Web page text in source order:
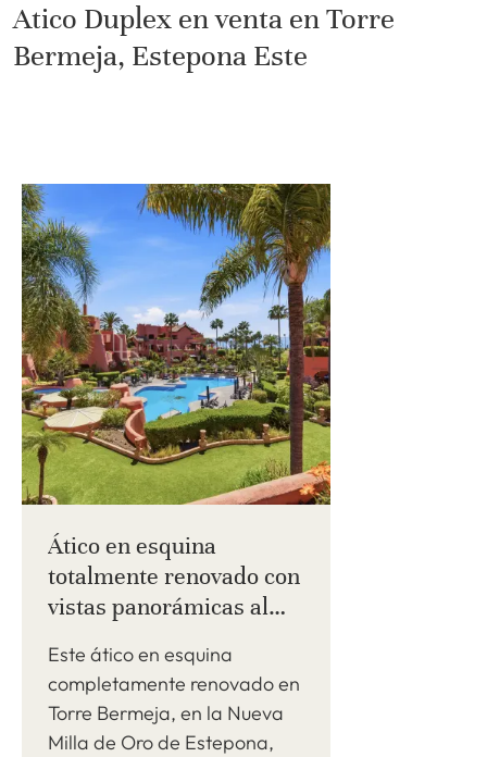
Atico Duplex en venta en Torre
Bermeja, Estepona Este
Ático en esquina
totalmente renovado con
vistas panorámicas al
Nueva Milla de Oro
Este ático en esquina
completamente renovado en
Torre Bermeja, en la Nueva
Milla de Oro de Estepona,